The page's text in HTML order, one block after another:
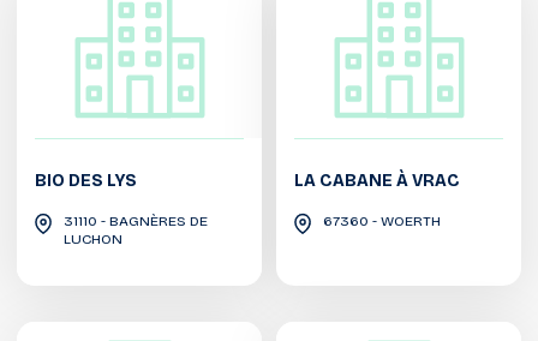
BIO DES LYS
31110 - BAGNÈRES DE
LUCHON
LA CABANE À VRAC
67360 - WOERTH